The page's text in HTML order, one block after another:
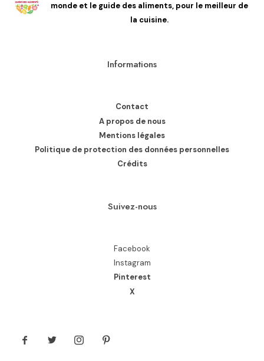
monde et le guide des aliments, pour le meilleur de
la cuisine.
Informations
Contact
A propos de nous
Mentions légales
Politique de protection des données personnelles
Crédits
Suivez-nous
Facebook
Instagram
Pinterest
X